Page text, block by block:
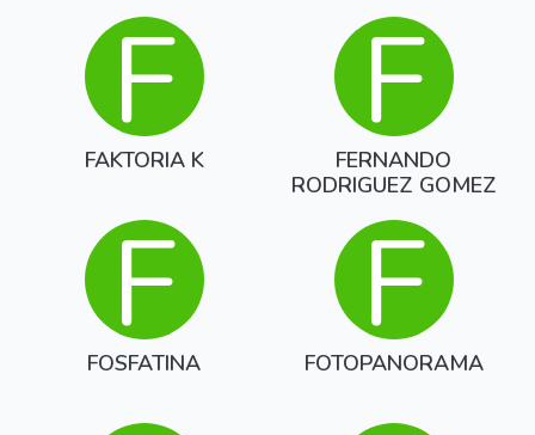
F
FAKTORIA K F
FERNANDO
RODRIGUEZ GOMEZ
F
FOSFATINA F
FOTOPANORAMA